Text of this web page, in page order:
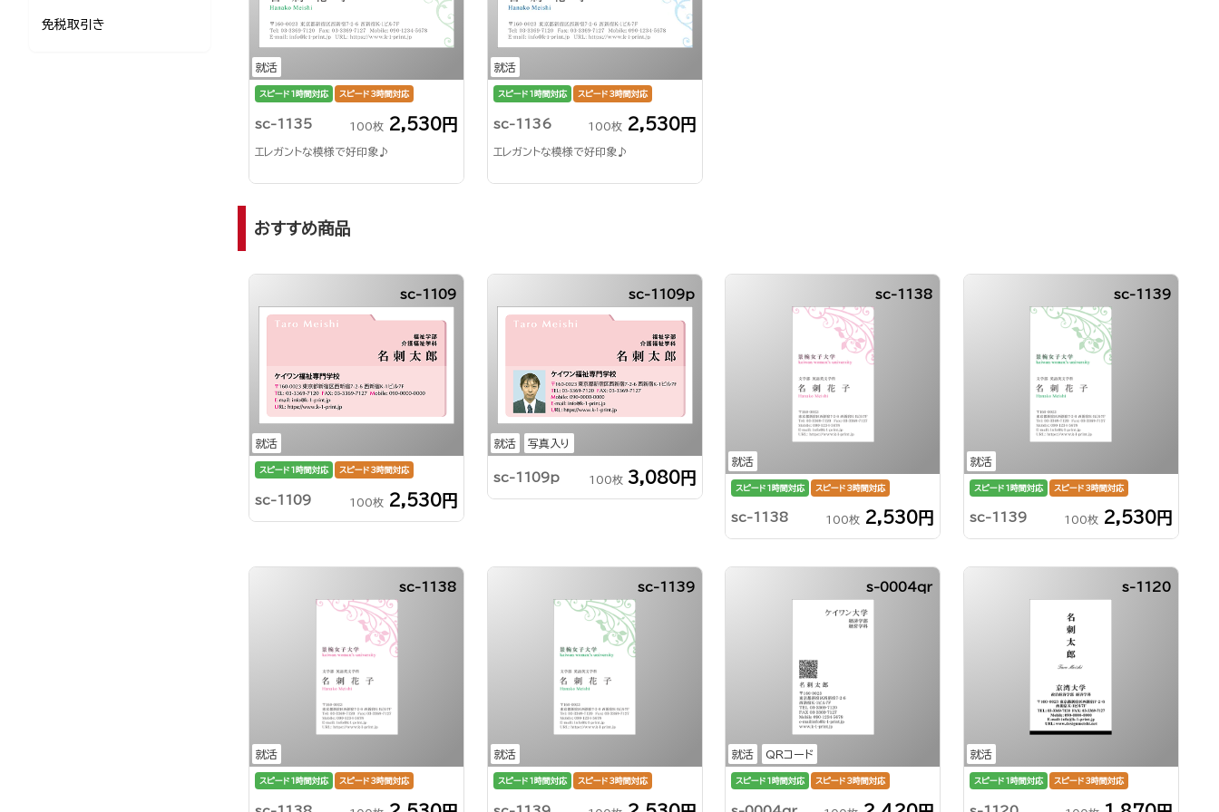
就活
スピード1時間対応 スピード3時間対応
sc-1135 100枚 2,530円
エレガントな模様で好印象♪
就活
スピード1時間対応 スピード3時間対応
sc-1136 100枚 2,530円
エレガントな模様で好印象♪
おすすめ商品
就活
sc-1109
スピード1時間対応 スピード3時間対応
sc-1109 100枚 2,530円
就活 写真入り
sc-1109p
sc-1109p 100枚 3,080円
就活
sc-1138
スピード1時間対応 スピード3時間対応
sc-1138 100枚 2,530円
就活
sc-1139
スピード1時間対応 スピード3時間対応
sc-1139 100枚 2,530円
就活
sc-1138
スピード1時間対応 スピード3時間対応
就活
sc-1139
スピード1時間対応 スピード3時間対応
就活 QRコード
s-0004qr
スピード1時間対応 スピード3時間対応
就活
s-1120
スピード1時間対応 スピード3時間対応
免税取引き